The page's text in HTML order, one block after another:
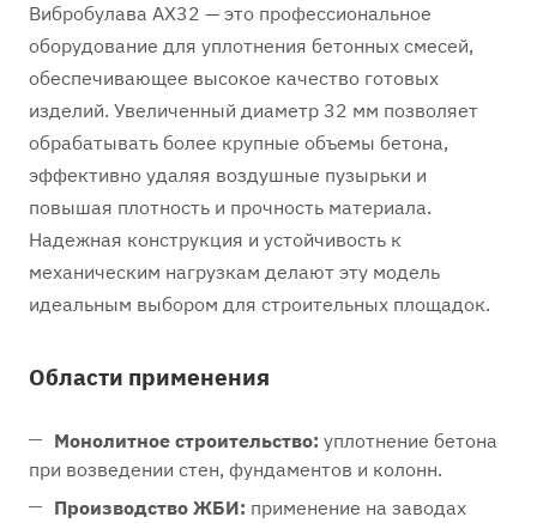
Вибробулава AX32 — это профессиональное
оборудование для уплотнения бетонных смесей,
обеспечивающее высокое качество готовых
изделий. Увеличенный диаметр 32 мм позволяет
обрабатывать более крупные объемы бетона,
эффективно удаляя воздушные пузырьки и
повышая плотность и прочность материала.
Надежная конструкция и устойчивость к
механическим нагрузкам делают эту модель
идеальным выбором для строительных площадок.
Области применения
Монолитное строительство: уплотнение бетона
при возведении стен, фундаментов и колонн.
Производство ЖБИ: применение на заводах